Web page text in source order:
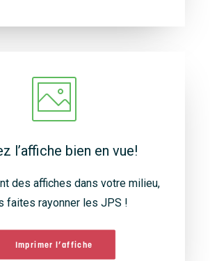
l’affiche bien en vue!
des affiches dans votre milieu,
faites rayonner les JPS !
Imprimer l’affiche